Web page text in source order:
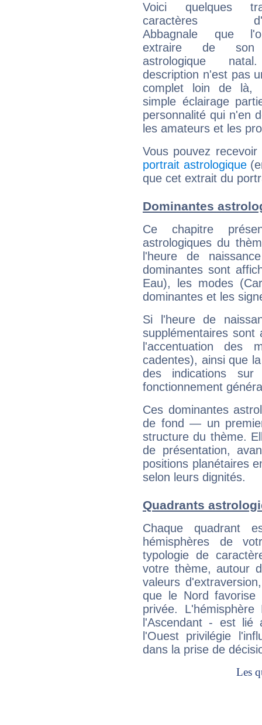
Voici quelques
caractères
Abbagnale que
extraire de son
astrologique
description n'est pas
complet loin de là,
simple éclairage
personnalité qui n'en
les amateurs et les
Vous pouvez
portrait astrologique
que cet extrait du
Dominantes
Ce chapitre
astrologiques du
l'heure de
dominantes sont
Eau), les modes
dominantes et les
Si l'heure de
supplémentaires sont
l'accentuation des
cadentes), ainsi que
des indications sur
fonctionnement
Ces dominantes
de fond — un
structure du thème.
de présentation,
positions planétaires
selon leurs dignités.
Quadrants
Chaque quadrant
hémisphères de
typologie de
votre thème, autour
valeurs
que le Nord favorise
privée.
l'Ascendant - est
l'Ouest privilégie
dans la prise de